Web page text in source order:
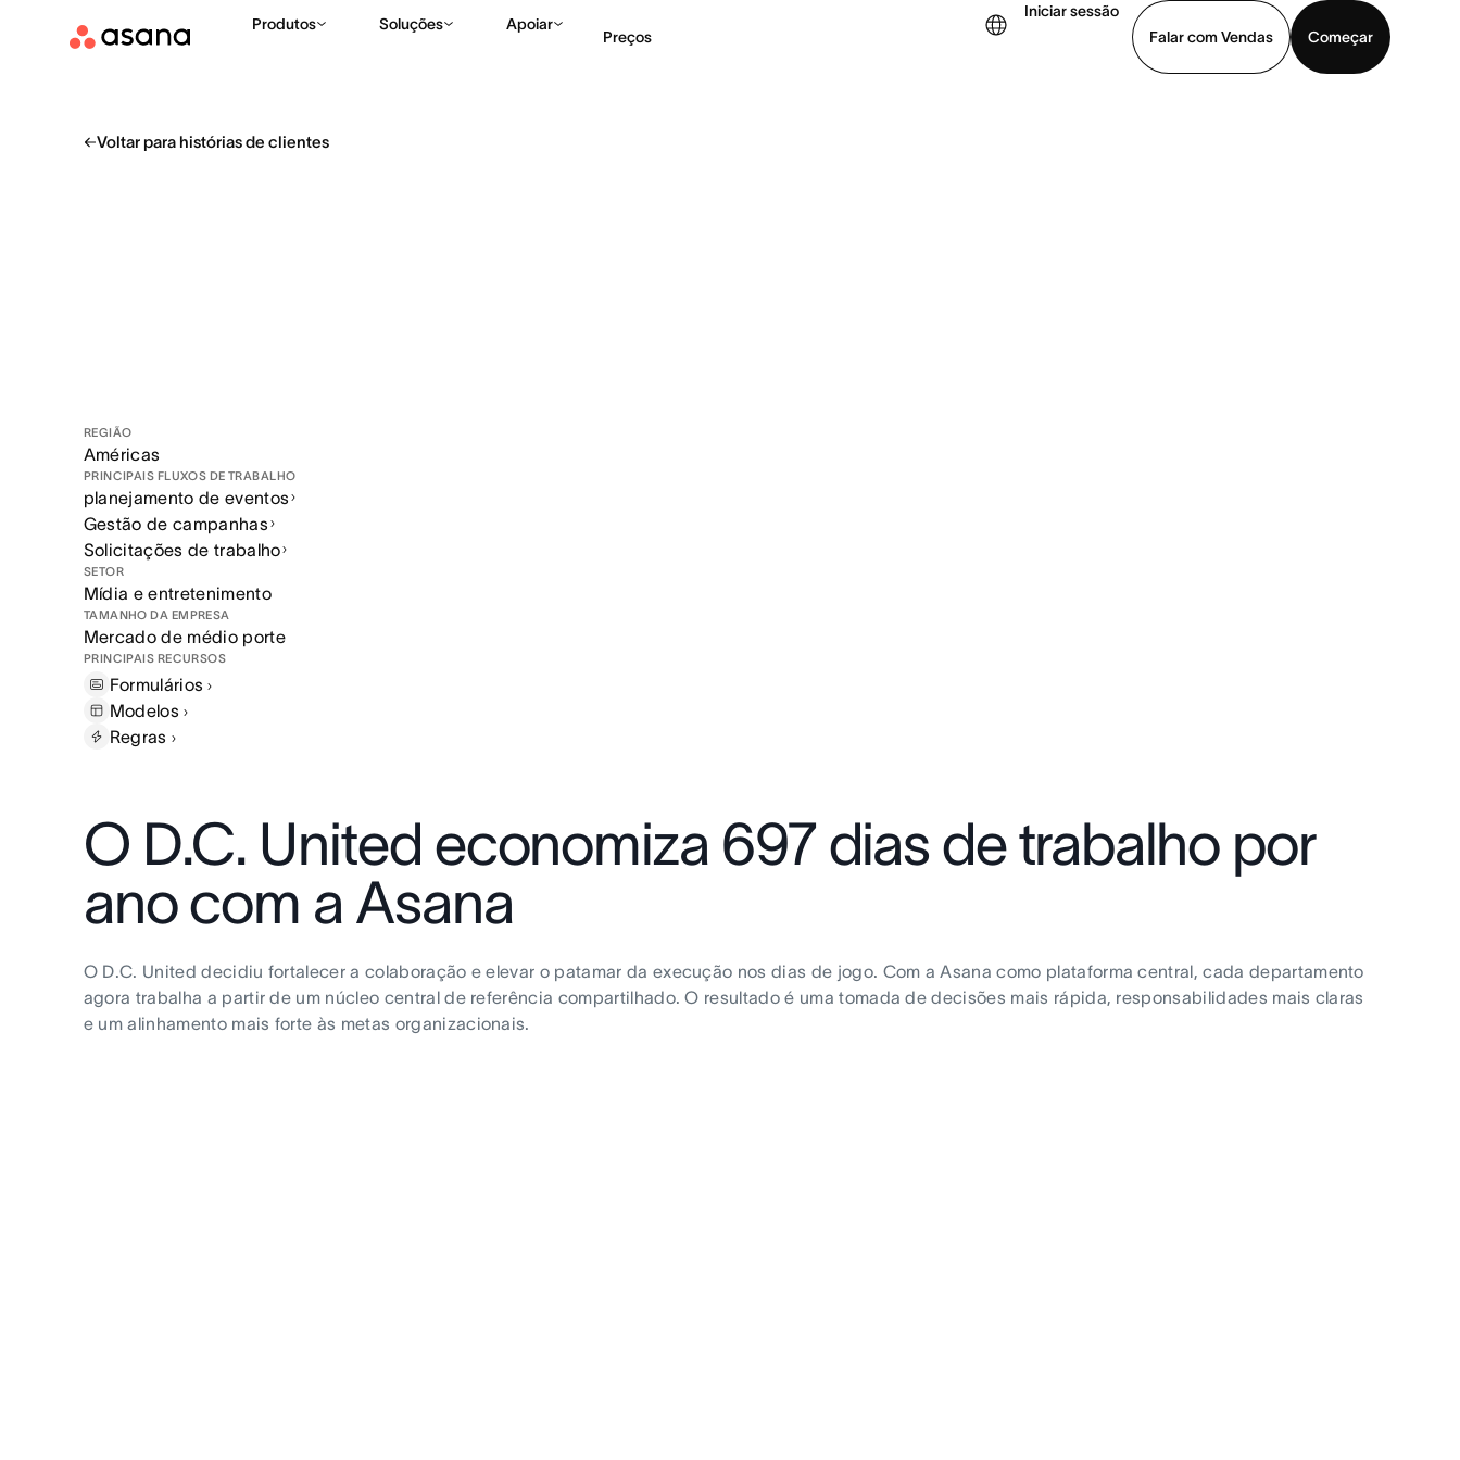
Produtos Soluções Apoiar
Preços
Iniciar sessão
Falar com Vendas
Começar
Voltar para histórias de clientes
REGIÃO
Américas
PRINCIPAIS FLUXOS DE TRABALHO
planejamento de eventos
Gestão de campanhas
Solicitações de trabalho
SETOR
Mídia e entretenimento
TAMANHO DA EMPRESA
Mercado de médio porte
PRINCIPAIS RECURSOS
Formulários
Modelos
Regras
O D.C. United economiza 697 dias de trabalho por
ano com a Asana
O D.C. United decidiu fortalecer a colaboração e elevar o patamar da execução nos dias de jogo. Com a Asana como plataforma central, cada departamento
agora trabalha a partir de um núcleo central de referência compartilhado. O resultado é uma tomada de decisões mais rápida, responsabilidades mais claras
e um alinhamento mais forte às metas organizacionais.